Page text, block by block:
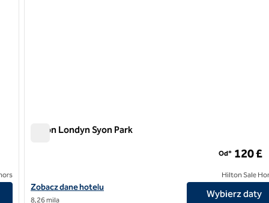
Hilton Londyn Syon Park
Zobacz szczegóły hotelu Hilton London Syon Park
Zobacz dane hotelu
8,26 mila
Od* 120 £
Hilton Sale
Wybierz daty